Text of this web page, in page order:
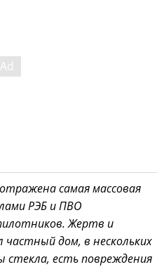
самая массовая
РЭБ и ПВО
Жертв и
дом, в нескольких
есть повреждения